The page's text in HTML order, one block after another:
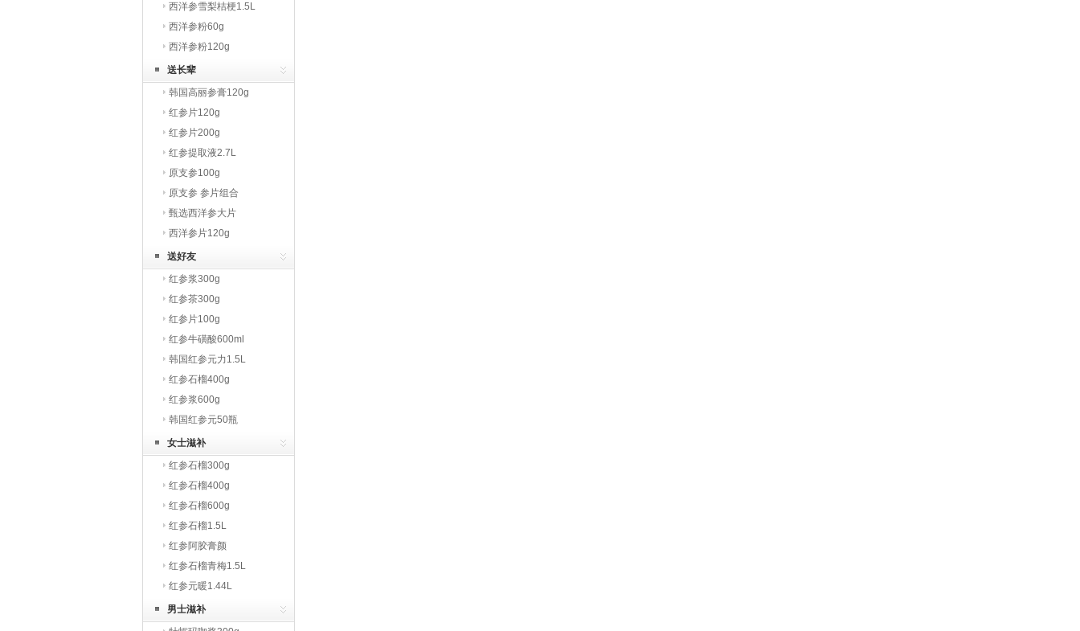
西洋参雪梨桔梗1.5L
西洋参粉60g
西洋参粉120g
送长辈
韩国高丽参膏120g
红参片120g
红参片200g
红参提取液2.7L
原支参100g
原支参 参片组合
甄选西洋参大片
西洋参片120g
送好友
红参浆300g
红参茶300g
红参片100g
红参牛磺酸600ml
韩国红参元力1.5L
红参石榴400g
红参浆600g
韩国红参元50瓶
女士滋补
红参石榴300g
红参石榴400g
红参石榴600g
红参石榴1.5L
红参阿胶膏颜
红参石榴青梅1.5L
红参元暖1.44L
男士滋补